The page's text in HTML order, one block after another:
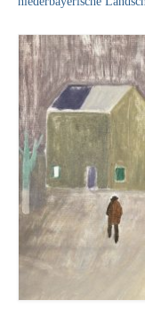
Wilhelm
Karl
Emma
Paul
Richard
Weitere
Kunst nach
Helmut